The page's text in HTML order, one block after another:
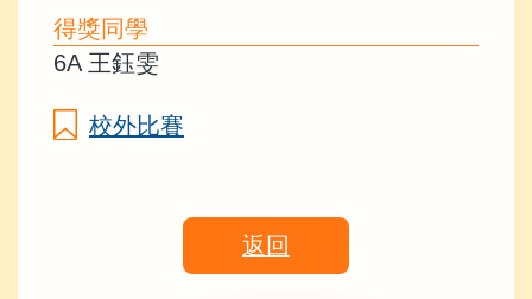
得獎同學
6A 王鈺雯
校外比賽
返回